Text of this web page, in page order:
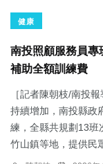
健康
南投照顧服務員
補助全額訓練費
［記者陳朝枝/南投
持續增加，南投縣政
練，全縣共規劃13班
竹山鎮等地，提供民